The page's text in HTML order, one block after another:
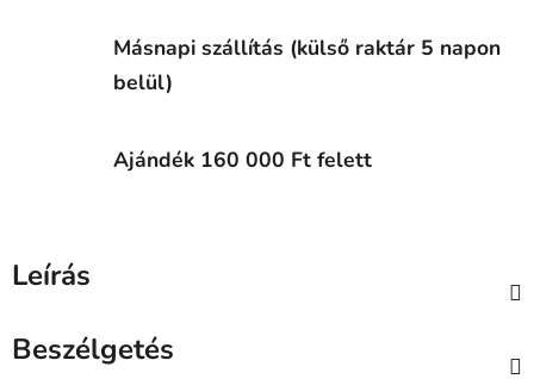
Másnapi szállítás (külső raktár 5 napon
belül)
Ajándék 160 000 Ft felett
Leírás
Beszélgetés